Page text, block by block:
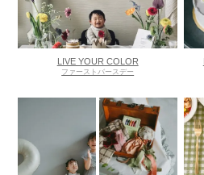
LIVE YOUR COLOR
ファーストバースデー